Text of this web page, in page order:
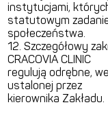
instytucjami,
statutowym
społeczeństwa.
12. Szczegółowy
CRACOVIA CLINIC
regulują odrębne,
ustalonej przez
kierownika Zakładu.